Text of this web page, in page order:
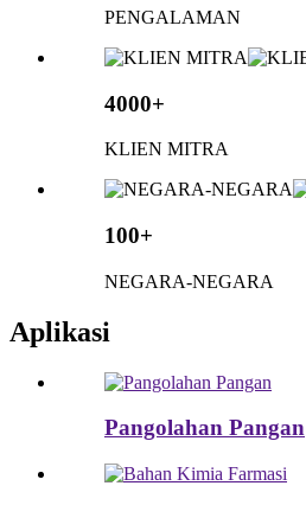
PENGALAMAN
4000+
KLIEN MITRA
100+
NEGARA-NEGARA
Aplikasi
Pangolahan Pangan